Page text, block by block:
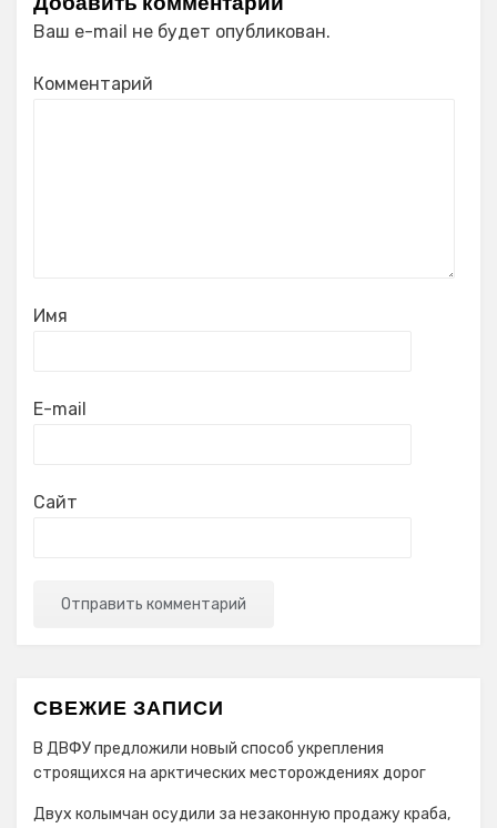
Ваш e-mail не будет опубликован.
Комментарий
Имя
E-mail
Сайт
СВЕЖИЕ ЗАПИСИ
В ДВФУ предложили новый способ укрепления
строящихся на арктических месторождениях дорог
Двух колымчан осудили за незаконную продажу краба,